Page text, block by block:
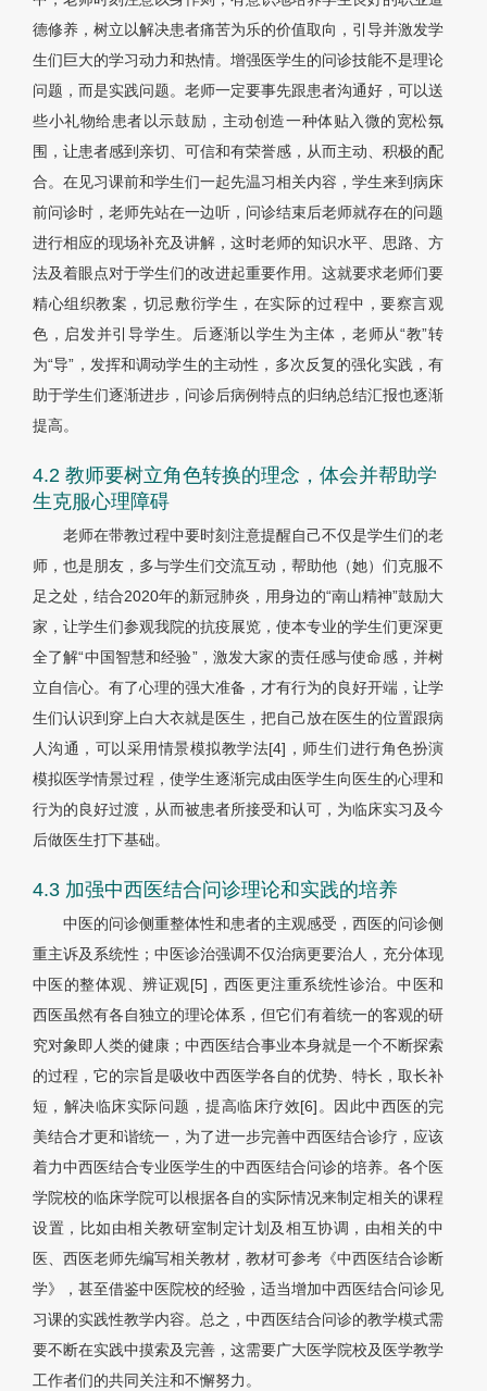
德修养，树立以解决患者痛苦为乐的价值取向，引导并激发学
生们巨大的学习动力和热情。增强医学生的问诊技能不是理论
问题，而是实践问题。老师一定要事先跟患者沟通好，可以送
些小礼物给患者以示鼓励，主动创造一种体贴入微的宽松氛
围，让患者感到亲切、可信和有荣誉感，从而主动、积极的配
合。在见习课前和学生们一起先温习相关内容，学生来到病床
前问诊时，老师先站在一边听，问诊结束后老师就存在的问题
进行相应的现场补充及讲解，这时老师的知识水平、思路、方
法及着眼点对于学生们的改进起重要作用。这就要求老师们要
精心组织教案，切忌敷衍学生，在实际的过程中，要察言观
色，启发并引导学生。后逐渐以学生为主体，老师从“教”转
为“导”，发挥和调动学生的主动性，多次反复的强化实践，有
助于学生们逐渐进步，问诊后病例特点的归纳总结汇报也逐渐
提高。
4.2 教师要树立角色转换的理念，体会并帮助学
生克服心理障碍
老师在带教过程中要时刻注意提醒自己不仅是学生们的老
师，也是朋友，多与学生们交流互动，帮助他（她）们克服不
足之处，结合2020年的新冠肺炎，用身边的“南山精神”鼓励大
家，让学生们参观我院的抗疫展览，使本专业的学生们更深更
全了解“中国智慧和经验”，激发大家的责任感与使命感，并树
立自信心。有了心理的强大准备，才有行为的良好开端，让学
生们认识到穿上白大衣就是医生，把自己放在医生的位置跟病
人沟通，可以采用情景模拟教学法[4]，师生们进行角色扮演
模拟医学情景过程，使学生逐渐完成由医学生向医生的心理和
行为的良好过渡，从而被患者所接受和认可，为临床实习及今
后做医生打下基础。
4.3 加强中西医结合问诊理论和实践的培养
中医的问诊侧重整体性和患者的主观感受，西医的问诊侧
重主诉及系统性；中医诊治强调不仅治病更要治人，充分体现
中医的整体观、辨证观[5]，西医更注重系统性诊治。中医和
西医虽然有各自独立的理论体系，但它们有着统一的客观的研
究对象即人类的健康；中西医结合事业本身就是一个不断探索
的过程，它的宗旨是吸收中西医学各自的优势、特长，取长补
短，解决临床实际问题，提高临床疗效[6]。因此中西医的完
美结合才更和谐统一，为了进一步完善中西医结合诊疗，应该
着力中西医结合专业医学生的中西医结合问诊的培养。各个医
学院校的临床学院可以根据各自的实际情况来制定相关的课程
设置，比如由相关教研室制定计划及相互协调，由相关的中
医、西医老师先编写相关教材，教材可参考《中西医结合诊断
学》，甚至借鉴中医院校的经验，适当增加中西医结合问诊见
习课的实践性教学内容。总之，中西医结合问诊的教学模式需
要不断在实践中摸索及完善，这需要广大医学院校及医学教学
工作者们的共同关注和不懈努力。